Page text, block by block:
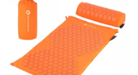
Biciclete copii cu roti 16 inch (4-9
ani)
Biciclete copii cu roti 20 inch
Biciclete cu roti 24 inch
Biciclete cu roti 26 inch